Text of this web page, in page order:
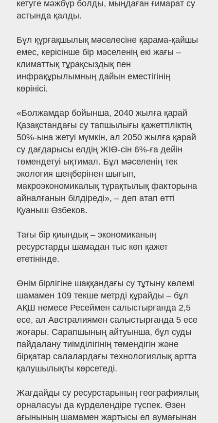
кетуге мәжбүр болды, мыңдаған ғимарат су
астында қалды.
Бұл құрғақшылық мәселесіне қарама-қайшы
емес, керісінше бір мәселенің екі жағы –
климаттық тұрақсыздық пен
инфрақұрылымның дайын еместігінің
көрінісі.
«Болжамдар бойынша, 2040 жылға қарай
Қазақстандағы су тапшылығы қажеттіліктің
50%-ына жетуі мүмкін, ал 2050 жылға қарай
су дағдарысы елдің ЖІӨ-сін 6%-ға дейін
төмендетуі ықтимал. Бұл мәселенің тек
экология шеңберінен шығып,
макроэкономикалық тұрақтылық факторына
айналғанын білдіреді», – деп атап өтті
Қуаныш Өзбеков.
Тағы бір қиындық – экономиканың
ресурстарды шамадан тыс көп қажет
ететінінде.
Өнім бірлігіне шаққандағы су тұтыну көлемі
шамамен 109 текше метрді құрайды – бұл
АҚШ немесе Ресеймен салыстырғанда 2,5
есе, ал Австралиямен салыстырғанда 5 есе
жоғары. Сарапшының айтуынша, бұл суды
пайдалану тиімділігінің төмендігін және
бірқатар салалардағы технологиялық артта
қалушылықты көрсетеді.
Жағдайды су ресурстарының географиялық
орналасуы да күрделендіре түспек. Өзен
ағынының шамамен жартысы ел аумағынан